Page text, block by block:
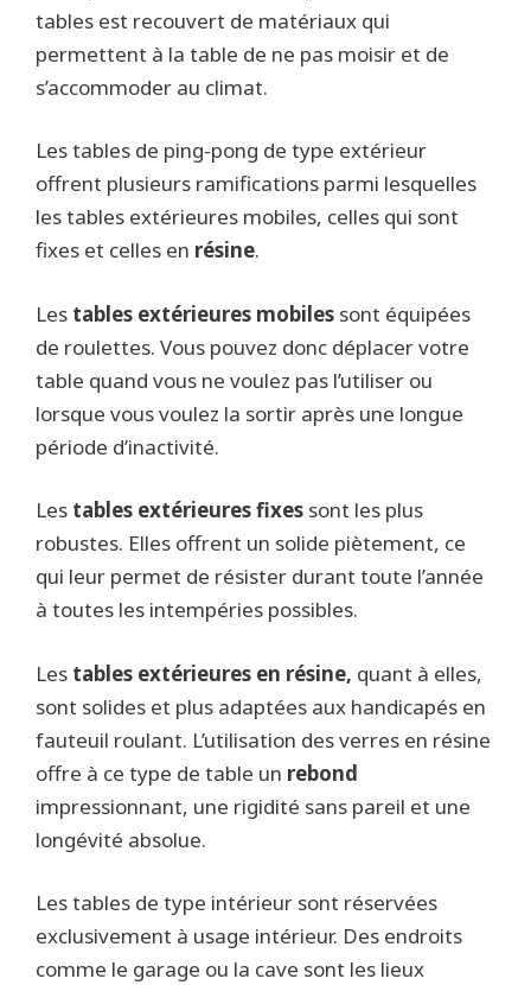
tables est recouvert de matériaux qui
permettent à la table de ne pas moisir et de
s’accommoder au climat.
Les tables de ping-pong de type extérieur
offrent plusieurs ramifications parmi lesquelles
les tables extérieures mobiles, celles qui sont
fixes et celles en résine.
Les tables extérieures mobiles sont équipées
de roulettes. Vous pouvez donc déplacer votre
table quand vous ne voulez pas l’utiliser ou
lorsque vous voulez la sortir après une longue
période d’inactivité.
Les tables extérieures fixes sont les plus
robustes. Elles offrent un solide piètement, ce
qui leur permet de résister durant toute l’année
à toutes les intempéries possibles.
Les tables extérieures en résine, quant à elles,
sont solides et plus adaptées aux handicapés en
fauteuil roulant. L’utilisation des verres en résine
offre à ce type de table un rebond
impressionnant, une rigidité sans pareil et une
longévité absolue.
Les tables de type intérieur sont réservées
exclusivement à usage intérieur. Des endroits
comme le garage ou la cave sont les lieux